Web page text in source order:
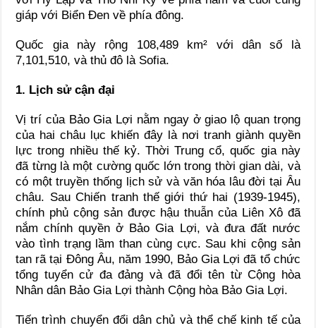
giáp với Biển Đen về phía đông.
Quốc gia này rộng 108,489 km² với dân số là
7,101,510, và thủ đô là Sofia.
1. Lịch sử cận đại
Vị trí của Bảo Gia Lợi nằm ngay ở giao lộ quan trọng
của hai châu lục khiến đây là nơi tranh giành quyền
lực trong nhiều thế kỷ. Thời Trung cổ, quốc gia này
đã từng là một cường quốc lớn trong thời gian dài, và
có một truyền thống lịch sử và văn hóa lâu đời tại Âu
châu. Sau Chiến tranh thế giới thứ hai (1939-1945),
chính phủ cộng sản được hậu thuẫn của Liên Xô đã
nắm chính quyền ở Bảo Gia Lợi, và đưa đất nước
vào tình trạng lầm than cùng cực. Sau khi cộng sản
tan rã tại Đông Âu, năm 1990, Bảo Gia Lợi đã tổ chức
tổng tuyển cử đa đảng và đã đổi tên từ Cộng hòa
Nhân dân Bảo Gia Lợi thành Cộng hòa Bảo Gia Lợi.
Tiến trình chuyển đổi dân chủ và thể chế kinh tế của